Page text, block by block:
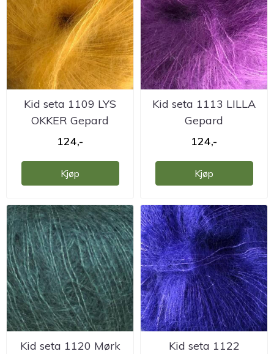
Kid seta 1109 LYS
OKKER Gepard
124,-
Kjøp
Kid seta 1113 LILLA
Gepard
124,-
Kjøp
Kid seta 1120 Mørk
Kid seta 1122